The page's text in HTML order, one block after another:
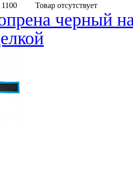
1100 Товар отсутствует
черный